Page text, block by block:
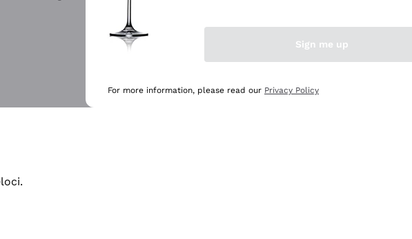
Sign me up
For more information, please read our Privacy Policy